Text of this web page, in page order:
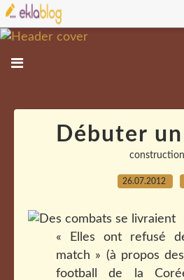
Débuter
construction
26.07.2012
« Elles ont refusé
match » (à propos
football de la